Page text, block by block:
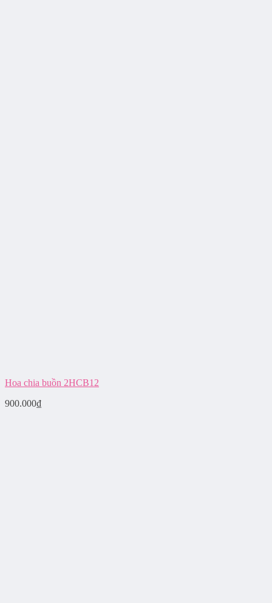
Hoa chia buồn 2HCB12
900.000₫